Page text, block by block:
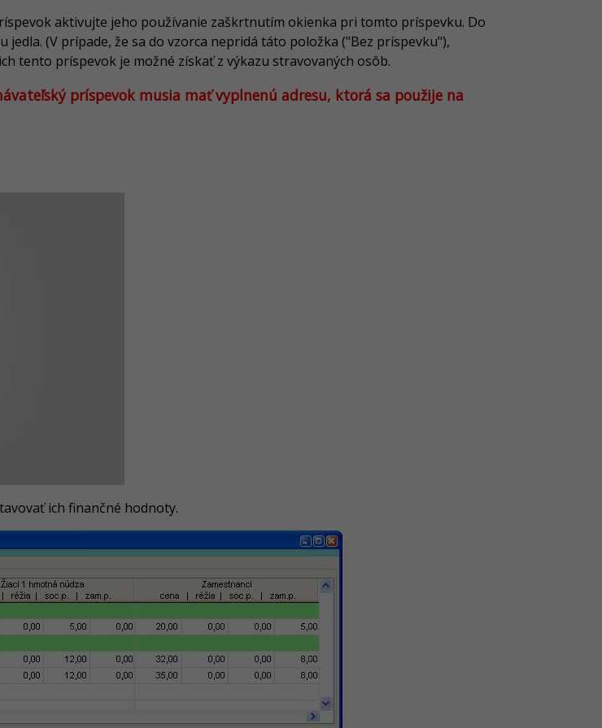
aktivujte jeho používanie zaškrtnutím okienka pri tomto príspevku. Do
(V prípade, že sa do vzorca nepridá táto položka ("Bez príspevku"),
tento príspevok je možné získať z výkazu stravovaných osôb.
príspevok musia mať vyplnenú adresu, ktorá sa použije na
ich finančné hodnoty.